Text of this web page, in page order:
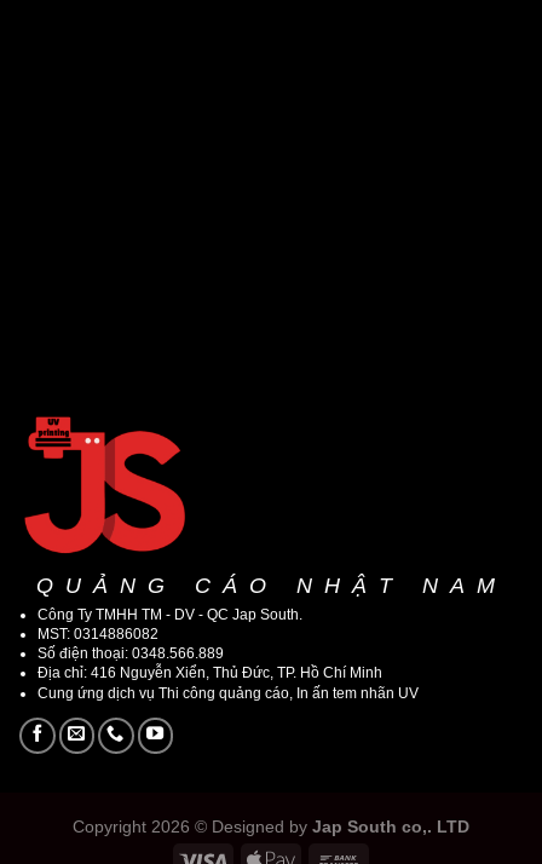
QUẢNG CÁO NHẬT NAM
Công Ty TMHH TM - DV - QC Jap South.
MST: 0314886082
Số điện thoại: 0348.566.889
Địa chỉ: 416 Nguyễn Xiển, Thủ Đức, TP. Hồ Chí Minh
Cung ứng dịch vụ Thi công quảng cáo, In ấn tem nhãn UV
Copyright 2026 © Designed by Jap South co,. LTD